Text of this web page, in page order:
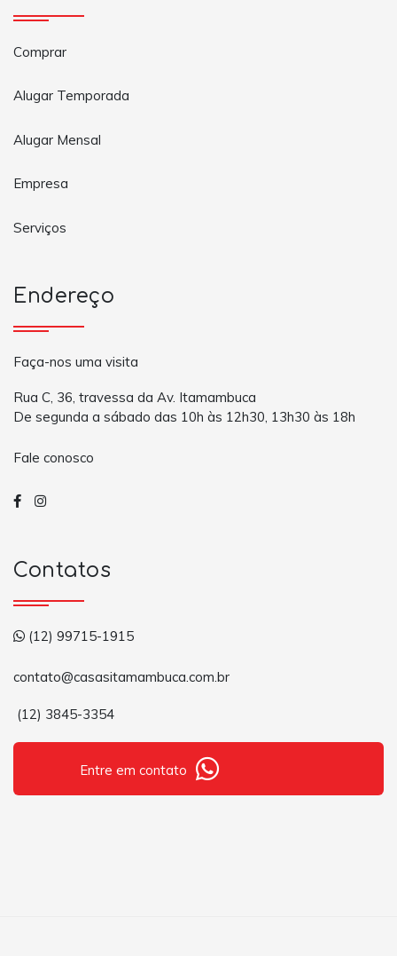
Comprar
Alugar Temporada
Alugar Mensal
Empresa
Serviços
Endereço
Faça-nos uma visita
Rua C, 36, travessa da Av. Itamambuca
De segunda a sábado das 10h às 12h30, 13h30 às 18h
Fale conosco
Contatos
(12) 99715-1915
contato@casasitamambuca.com.br
(12) 3845-3354
Entre em contato